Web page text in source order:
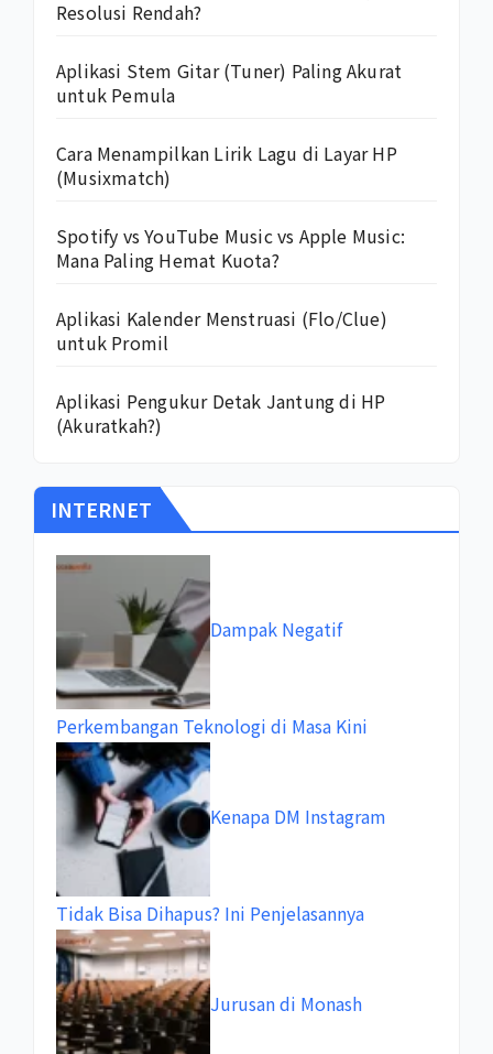
Resolusi Rendah?
Aplikasi Stem Gitar (Tuner) Paling Akurat
untuk Pemula
Cara Menampilkan Lirik Lagu di Layar HP
(Musixmatch)
Spotify vs YouTube Music vs Apple Music:
Mana Paling Hemat Kuota?
Aplikasi Kalender Menstruasi (Flo/Clue)
untuk Promil
Aplikasi Pengukur Detak Jantung di HP
(Akuratkah?)
INTERNET
Dampak Negatif
Perkembangan Teknologi di Masa Kini
Kenapa DM Instagram
Tidak Bisa Dihapus? Ini Penjelasannya
Jurusan di Monash